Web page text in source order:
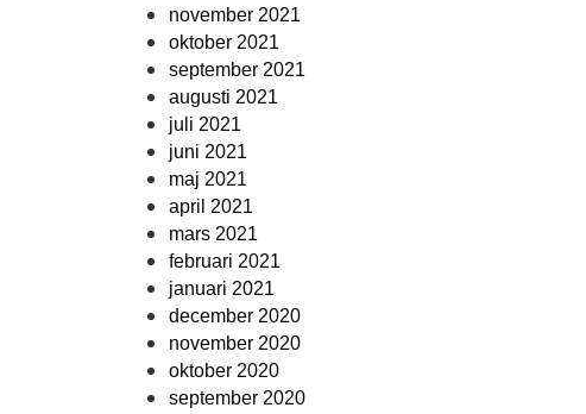
november 2021
oktober 2021
september 2021
augusti 2021
juli 2021
juni 2021
maj 2021
april 2021
mars 2021
februari 2021
januari 2021
december 2020
november 2020
oktober 2020
september 2020